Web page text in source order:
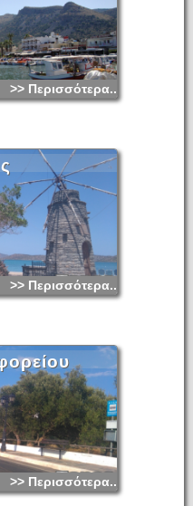
φεουδάρχη Μάρκο
είχε περιουσία στην
περιφέρειας της Φουρνής.
>> Περισσότερα...
>> Περισσότερα...
>> Περισσότερα...